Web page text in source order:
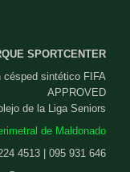
SPORTCENTER
césped sintético FIFA
APPROVED
de la Liga Seniors
de Maldonado
4513 | 095 931 646